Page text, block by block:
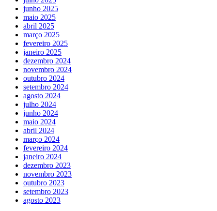
junho 2025
maio 2025
abril 2025
março 2025
fevereiro 2025
janeiro 2025
dezembro 2024
novembro 2024
outubro 2024
setembro 2024
agosto 2024
julho 2024
junho 2024
maio 2024
abril 2024
março 2024
fevereiro 2024
janeiro 2024
dezembro 2023
novembro 2023
outubro 2023
setembro 2023
agosto 2023